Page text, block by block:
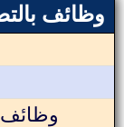
وظائف
وظائف